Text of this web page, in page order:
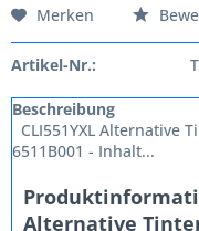
Merken
Artikel-Nr.:
Beschreibung
CLI551YXL Alternative
6511B001 - Inhalt...
Alternative